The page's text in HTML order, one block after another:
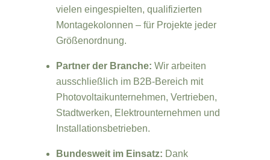
vielen eingespielten, qualifizierten
Montagekolonnen – für Projekte jeder
Größenordnung.
Partner der Branche: Wir arbeiten
ausschließlich im B2B-Bereich mit
Photovoltaikunternehmen, Vertrieben,
Stadtwerken, Elektrounternehmen und
Installationsbetrieben.
Bundesweit im Einsatz: Dank